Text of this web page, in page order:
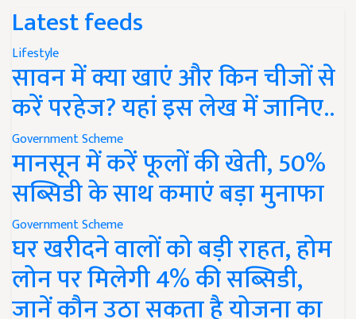
Latest feeds
Lifestyle
सावन में क्या खाएं और किन चीजों से
करें परहेज? यहां इस लेख में जानिए..
Government Scheme
मानसून में करें फूलों की खेती, 50%
सब्सिडी के साथ कमाएं बड़ा मुनाफा
Government Scheme
घर खरीदने वालों को बड़ी राहत, होम
लोन पर मिलेगी 4% की सब्सिडी,
जानें कौन उठा सकता है योजना का